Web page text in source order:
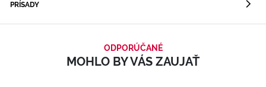
PRÍSADY
ODPORÚČANÉ
MOHLO BY VÁS ZAUJAŤ